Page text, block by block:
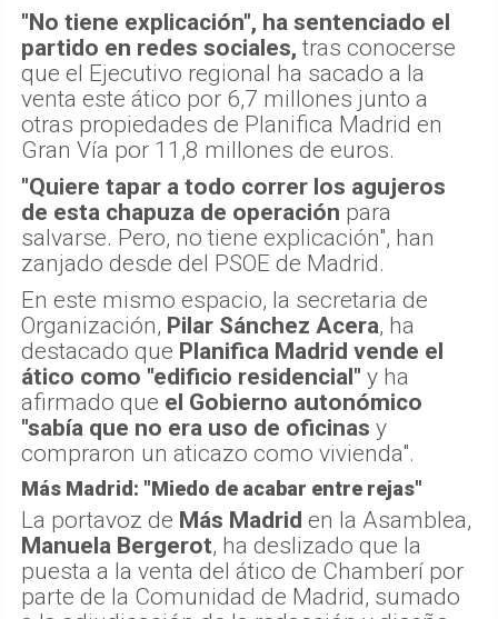
"No tiene explicación", ha sentenciado el
partido en redes sociales, tras conocerse
que el Ejecutivo regional ha sacado a la
venta este ático por 6,7 millones junto a
otras propiedades de Planifica Madrid en
Gran Vía por 11,8 millones de euros.
"Quiere tapar a todo correr los agujeros
de esta chapuza de operación para
salvarse. Pero, no tiene explicación", han
zanjado desde del PSOE de Madrid.
En este mismo espacio, la secretaria de
Organización, Pilar Sánchez Acera, ha
destacado que Planifica Madrid vende el
ático como "edificio residencial" y ha
afirmado que el Gobierno autonómico
"sabía que no era uso de oficinas y
compraron un aticazo como vivienda".
Más Madrid: "Miedo de acabar entre rejas"
La portavoz de Más Madrid en la Asamblea,
Manuela Bergerot, ha deslizado que la
puesta a la venta del ático de Chamberí por
parte de la Comunidad de Madrid, sumado